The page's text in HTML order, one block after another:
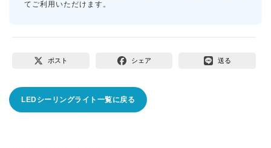
てご利用いただけます。
ポスト シェア 送る
LEDシーリングライト一覧に戻る